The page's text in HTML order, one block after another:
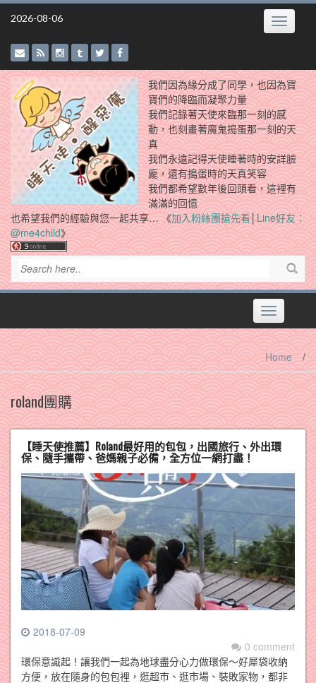
Skip
2026-08-06 Toggle
我們因為緣分成了同學，也因為寶
寶們的降臨而凝聚力量
我們記錄著天使來臨那一刻的感
動，也刻畫著魔鬼搗蛋那一刻的天
真
我們永遠記得天使睡著時的安詳臉
龐，還有搗蛋時的天真笑容
我們都希望數年後回頭看，這裡有
滿滿的回憶
也希望我們的經驗與您一起共享… 《加入粉絲團搶先看│Line好友：
@me4child》
Toggle
navigation
Home /
roland團購
【睡天使推薦】Roland最好用的包包，出國旅行、外出環
保、隨手攜帶、爸媽親子必備，全方位一網打盡！
2018-07-09
0 comment
環保意識起！讓我們一起為地球盡分心力做環保～好犀袋收納
方便，放在隨身的包包裡，逛超市、逛市場、裝敗家物，都非